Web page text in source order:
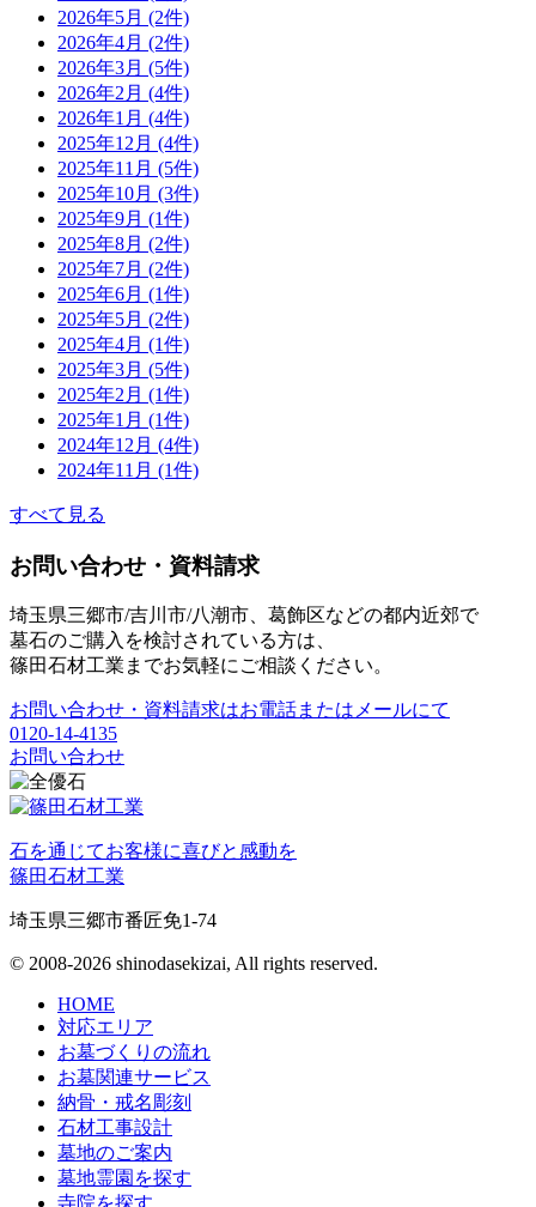
2026年5月 (2件)
2026年4月 (2件)
2026年3月 (5件)
2026年2月 (4件)
2026年1月 (4件)
2025年12月 (4件)
2025年11月 (5件)
2025年10月 (3件)
2025年9月 (1件)
2025年8月 (2件)
2025年7月 (2件)
2025年6月 (1件)
2025年5月 (2件)
2025年4月 (1件)
2025年3月 (5件)
2025年2月 (1件)
2025年1月 (1件)
2024年12月 (4件)
2024年11月 (1件)
すべて見る
お問い合わせ・資料請求
埼玉県三郷市/吉川市/八潮市、葛飾区などの都内近郊で
墓石のご購入を検討されている方は、
篠田石材工業までお気軽にご相談ください。
お問い合わせ・資料請求はお電話またはメールにて
0120-14-4135
お問い合わせ
石を通じてお客様に喜びと感動を
篠田石材工業
埼玉県三郷市番匠免1-74
© 2008-2026 shinodasekizai, All rights reserved.
HOME
対応エリア
お墓づくりの流れ
お墓関連サービス
納骨・戒名彫刻
石材工事設計
墓地のご案内
墓地霊園を探す